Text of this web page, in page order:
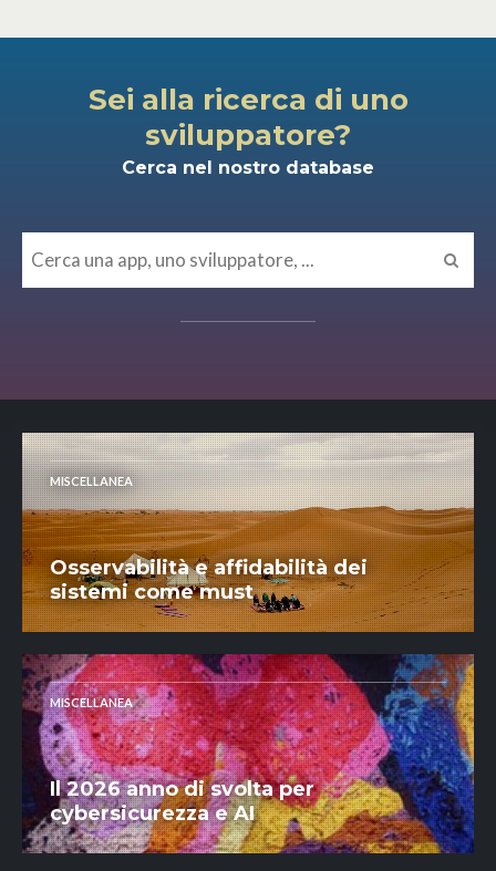
Sei alla ricerca di uno
sviluppatore?
Cerca nel nostro database
MISCELLANEA
Osservabilità e affidabilità dei
sistemi come must
MISCELLANEA
Il 2026 anno di svolta per
cybersicurezza e AI